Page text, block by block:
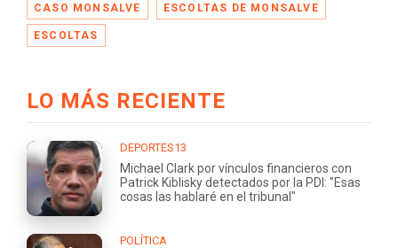
CASO MONSALVE ESCOLTAS DE MONSALVE
ESCOLTAS
LO MÁS RECIENTE
DEPORTES13
Michael Clark por vínculos financieros con
Patrick Kiblisky detectados por la PDI: "Esas
cosas las hablaré en el tribunal"
POLÍTICA